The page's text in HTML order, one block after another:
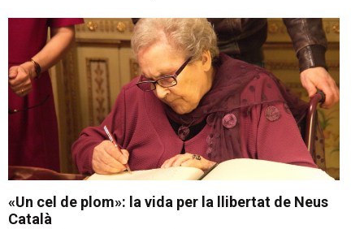
«Un cel de plom»: la vida per la llibertat de Neus
Català